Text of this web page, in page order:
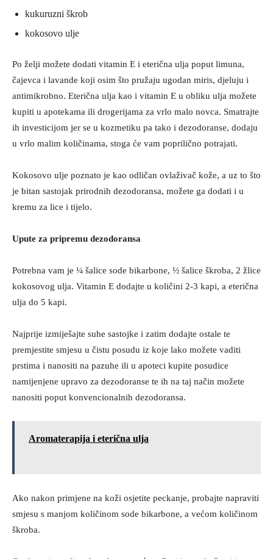
kukuruzni škrob
kokosovo ulje
Po želji možete dodati vitamin E i eterična ulja poput limuna,
čajevca i lavande koji osim što pružaju ugodan miris, djeluju i
antimikrobno. Eterična ulja kao i vitamin E u obliku ulja možete
kupiti u apotekama ili drogerijama za vrlo malo novca. Smatrajte
ih investicijom jer se u kozmetiku pa tako i dezodoranse, dodaju
u vrlo malim količinama, stoga će vam poprilično potrajati.
Kokosovo ulje poznato je kao odličan ovlaživač kože, a uz to što
je bitan sastojak prirodnih dezodoransa, možete ga dodati i u
kremu za lice i tijelo.
Upute za pripremu dezodoransa
Potrebna vam je ¼ šalice sode bikarbone, ½ šalice škroba, 2 žlice
kokosovog ulja. Vitamin E dodajte u količini 2-3 kapi, a eterična
ulja do 5 kapi.
Najprije izmiješajte suhe sastojke i zatim dodajte ostale te
premjestite smjesu u čistu posudu iz koje lako možete vaditi
prstima i nanositi na pazuhe ili u apoteci kupite posudice
namijenjene upravo za dezodoranse te ih na taj način možete
nanositi poput konvencionalnih dezodoransa.
Aromaterapija i eterična ulja
Ako nakon primjene na koži osjetite peckanje, probajte napraviti
smjesu s manjom količinom sode bikarbone, a većom količinom
škroba.